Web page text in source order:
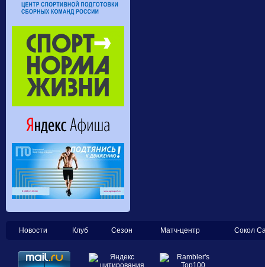
Новости Клуб Сезон Матч-центр Сокол